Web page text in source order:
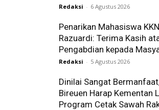
Redaksi - 6 Agustus 2026
Penarikan Mahasiswa
Razuardi: Terima Kasih
Pengabdian kepada
Redaksi - 5 Agustus 2026
Dinilai Sangat
Bireuen Harap Kementan
Program Cetak Sawah